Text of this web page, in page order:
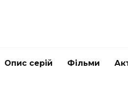
Опис серій Фільми